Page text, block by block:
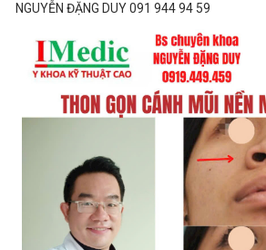
NGUYỄN ĐẶNG DUY 091 944 94 59